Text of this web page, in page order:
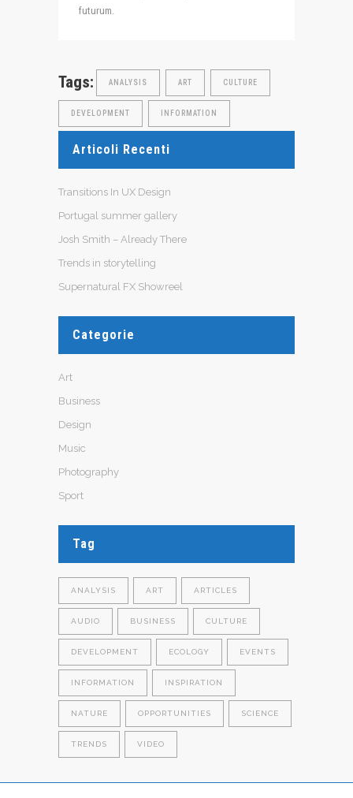
futurum.
Tags: ANALYSIS ART CULTURE
DEVELOPMENT INFORMATION
Articoli Recenti
Transitions In UX Design
Portugal summer gallery
Josh Smith – Already There
Trends in storytelling
Supernatural FX Showreel
Categorie
Art
Business
Design
Music
Photography
Sport
Tag
ANALYSIS ART ARTICLES
AUDIO BUSINESS CULTURE
DEVELOPMENT ECOLOGY EVENTS
INFORMATION INSPIRATION
NATURE OPPORTUNITIES SCIENCE
TRENDS VIDEO